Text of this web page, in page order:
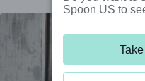
Spoon US to